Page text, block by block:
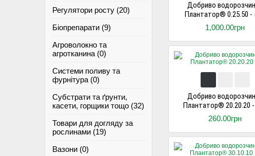
Регулятори росту (20)
Біопрепарати (9)
Агроволокно та
агротканина (0)
Системи поливу та
фурнітура (0)
Субстрати та ґрунти,
касети, горщики тощо (32)
Товари для догляду за
рослинами (19)
Вазони (0)
Добриво
Плантатор® 0.25.50 -
1,000.00грн
Добриво
Плантатор® 20.20.20 -
260.00грн